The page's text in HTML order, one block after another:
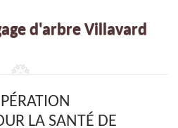
d'arbre Villavard
LA SANTÉ DE